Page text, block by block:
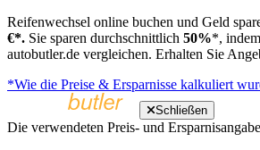
Reifenwechsel online buchen und Geld
€*. Sie sparen durchschnittlich 50%*,
autobutler.de vergleichen. Erhalten Sie
*Wie die Preise & Ersparnisse kalkuliert
Schließen
Die verwendeten Preis- und